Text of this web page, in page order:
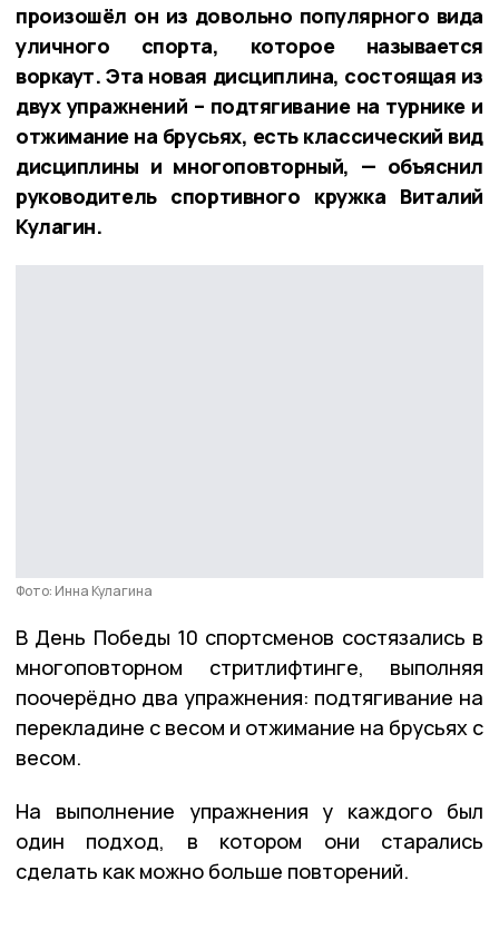
произошёл он из довольно популярного вида
уличного спорта, которое называется
воркаут. Эта новая дисциплина, состоящая из
двух упражнений – подтягивание на турнике и
отжимание на брусьях, есть классический вид
дисциплины и многоповторный, — объяснил
руководитель спортивного кружка Виталий
Кулагин.
Фото: Инна Кулагина
В День Победы 10 спортсменов состязались в
многоповторном стритлифтинге, выполняя
поочерёдно два упражнения: подтягивание на
перекладине с весом и отжимание на брусьях с
весом.
На выполнение упражнения у каждого был
один подход, в котором они старались
сделать как можно больше повторений.